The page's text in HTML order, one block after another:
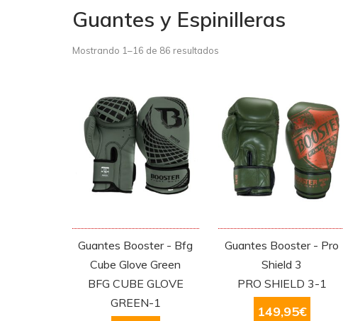
Guantes y Espinilleras
Mostrando 1–16 de 86 resultados
Guantes Booster - Bfg
Cube Glove Green
BFG CUBE GLOVE
GREEN-1
Guantes Booster - Pro
Shield 3
PRO SHIELD 3-1
149,95€